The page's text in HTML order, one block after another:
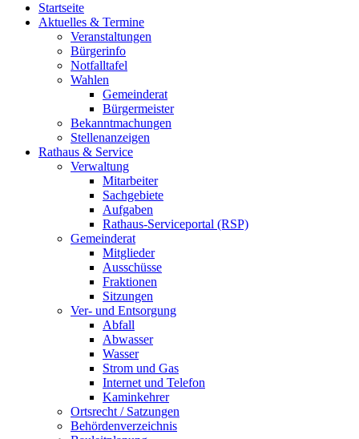
Startseite
Aktuelles & Termine
Veranstaltungen
Bürgerinfo
Notfalltafel
Wahlen
Gemeinderat
Bürgermeister
Bekanntmachungen
Stellenanzeigen
Rathaus & Service
Verwaltung
Mitarbeiter
Sachgebiete
Aufgaben
Rathaus-Serviceportal (RSP)
Gemeinderat
Mitglieder
Ausschüsse
Fraktionen
Sitzungen
Ver- und Entsorgung
Abfall
Abwasser
Wasser
Strom und Gas
Internet und Telefon
Kaminkehrer
Ortsrecht / Satzungen
Behördenverzeichnis